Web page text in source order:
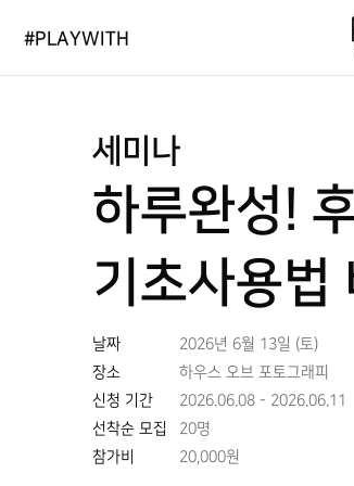
#PLAYWITH
세미나
하루완성!
기초사용법
날짜
2026년 6월 13일 (토)
장소
하우스 오브 포토그래피
신청 기간
2026.06.08 - 2026.06.11
선착순 모집
20명
참가비
20,000원